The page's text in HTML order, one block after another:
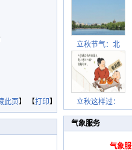
此页】 【打印】
立秋节气：北
立秋这样过：
气象服务
气象